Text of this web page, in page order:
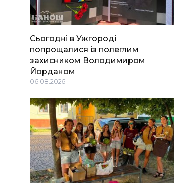
Сьогодні в Ужгороді
попрощалися із полеглим
захисником Володимиром
Йорданом
06.08.2026